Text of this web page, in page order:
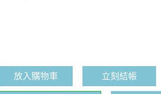
放入購物車 立刻結帳